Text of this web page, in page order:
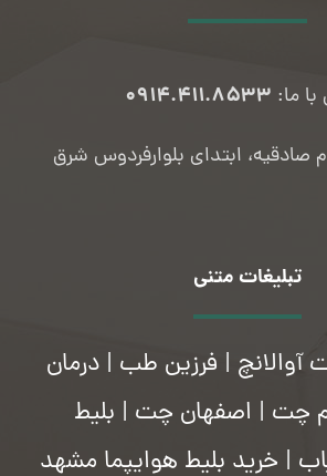
ما: ۰۹۱۴.۴۱۱.۸۵۳۳
صادقیه، ابتدای بلوارفردوس شرق
تبلیغات متنی
آوالانچ | فرزین طب |درمان
چت | اصفهان چت | بلیط
| خرید بلیط هوایپما مشهد